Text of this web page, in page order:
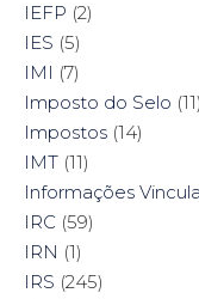
IEFP (2)
IES (5)
IMI (7)
Imposto do Selo (11)
Impostos (14)
IMT (11)
Informações
IRC (59)
IRN (1)
IRS (245)